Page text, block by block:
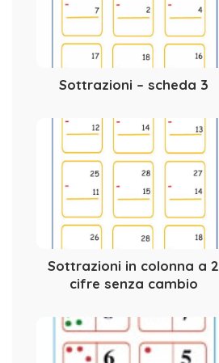
Sottrazioni – scheda 3
Sottrazioni in colonna a 2
cifre senza cambio